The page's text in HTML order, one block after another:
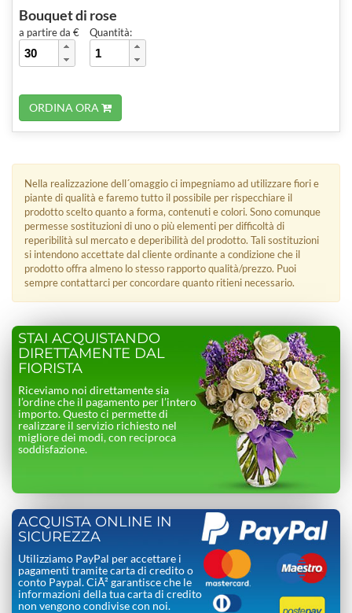
Bouquet di rose
a partire da € Quantità:
ORDINA ORA
Nella realizzazione dell´omaggio ci impegniamo ad utilizzare fiori e
piante di qualità e faremo tutto il possibile per rispecchiare il
prodotto scelto quanto a forma, contenuti e colori. Sono comunque
permesse sostituzioni di uno o più elementi per difficoltà di
reperibilità sul mercato e deperibilità del prodotto. Tali sostituzioni
si intendono accettate dal cliente ordinante a condizione che il
prodotto offra almeno lo stesso rapporto qualità/prezzo. Puoi
sempre contattarci per concordare quanto ritieni necessario.
STAI ACQUISTANDO
DIRETTAMENTE DAL
FIORISTA
Riceviamo noi direttamente sia
l’ordine che il pagamento per l’intero
importo. Questo ci permette di
realizzare il servizio richiesto nel
migliore dei modi, con reciproca
soddisfazione.
ACQUISTA ONLINE IN
SICUREZZA
Utilizziamo PayPal per accettare i
pagamenti tramite carta di credito o
conto Paypal. CiÃ² garantisce che le
informazioni della tua carta di credito
non vengono condivise con noi.